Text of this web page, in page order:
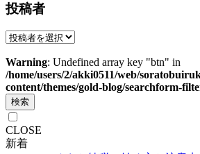
投稿者
Warning: Undefined array key "btn" in
/home/users/2/akki0511/web/
content/themes/gold-blog/searchform-
検索
CLOSE
新着